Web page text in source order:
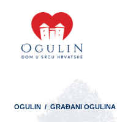
OGULIN / GRAĐANI OGULINA